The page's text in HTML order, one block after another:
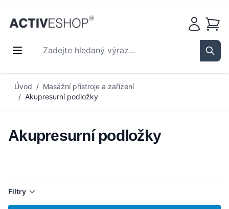
Zadejte hledaný výraz...
Košík
Úvod / Masážní přístroje a zařízení
/ Akupresurní podložky
Akupresurní podložky
Filtry